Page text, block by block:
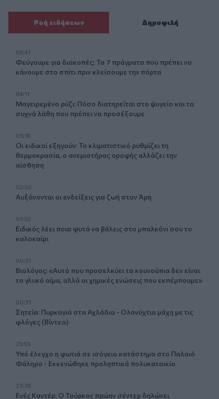
Ροή ειδήσεων Δημοφιλή
05:41
Φεύγουμε για διακοπές; Τα 7 πράγματα που πρέπει να
κάνουμε στο σπίτι πριν κλείσουμε την πόρτα
04:11
Μαγειρεμένο ρύζι: Πόσο διατηρείται στο ψυγείο και τα
συχνά λάθη που πρέπει να προσέξουμε
03:16
Οι ειδικοί εξηγούν: Το κλιματιστικό ρυθμίζει τη
θερμοκρασία, ο ανεμιστήρας οροφής αλλάζει την
αίσθηση
02:30
Αυξάνονται οι ενδείξεις για ζωή στον Άρη
01:30
Ειδικός λέει ποια φυτά να βάλεις στο μπαλκόνι σου το
καλοκαίρι
00:31
Βιολόγος: «Αυτό που προσελκύει τα κουνούπια δεν είναι
το γλυκό αίμα, αλλά οι χημικές ενώσεις που εκπέμπουμε»
00:31
Σητεία: Πυρκαγιά στα Αχλάδια - Ολονύχτια μάχη με τις
φλόγες (Βίντεο)
23:55
Υπό έλεγχο η φωτιά σε ισόγειο κατάστημα στο Παλαιό
Φάληρο - Εκκενώθηκε προληπτικά πολυκατοικία
23:38
Ενές Καντέρ: Ο Τούρκος πρώην σέντερ δηλώνει